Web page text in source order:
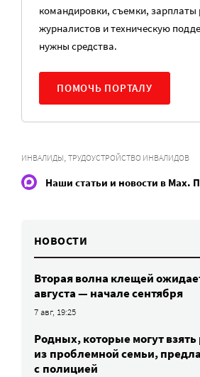
командировки, съемки, зарплаты
журналистов и техническую
нужны средства.
ПОМОЧЬ ПОРТАЛУ
ИНВАЛИДЫ, ТРУДОУСТРОЙСТВО ИНВАЛИДОВ
Наши статьи и новости в Max.
НОВОСТИ
Вторая волна клещей
августа — начале сентября
7 авг, 19:25
Родных, которые могут взять
из проблемной семьи,
с полицией